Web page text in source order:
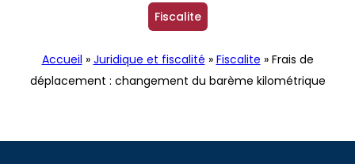
Fiscalite
Accueil » Juridique et fiscalité » Fiscalite » Frais de
déplacement : changement du barème kilométrique